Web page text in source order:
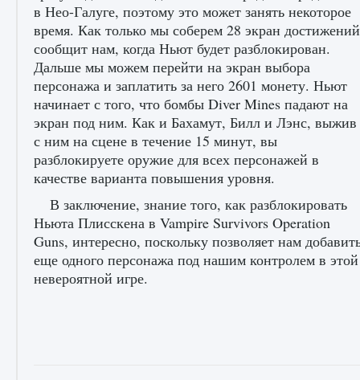
в Нео-Галуге, поэтому это может занять некоторое
время. Как только мы соберем 28 экран достижений
сообщит нам, когда Ньют будет разблокирован.
Дальше мы можем перейти на экран выбора
персонажа и заплатить за него 2601 монету. Ньют
начинает с того, что бомбы Diver Mines падают на
экран под ним. Как и Бахамут, Билл и Лэнс, выжив
с ним на сцене в течение 15 минут, вы
разблокируете оружие для всех персонажей в
качестве варианта повышения уровня.
В заключение, знание того, как разблокировать
Ньюта Плисскена в Vampire Survivors Operation
Guns, интересно, поскольку позволяет нам
еще одного персонажа под нашим контролем в этой
невероятной игре.